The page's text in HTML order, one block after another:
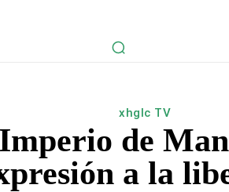
xhglc TV
de
a la